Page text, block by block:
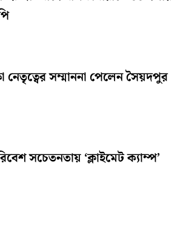
নেতৃত্বের সম্মাননা পেলেন সৈয়দপুর
সচেতনতায় ‘ক্লাইমেট ক্যাম্প’